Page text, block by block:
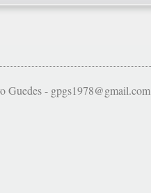
Guedes - gpgs1978@gmail.com